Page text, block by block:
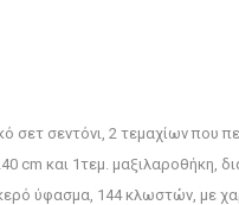
σετ σεντόνι, 2 τεμαχίων που
cm και 1τεμ. μαξιλαροθήκη,
ύφασμα, 144 κλωστών, με